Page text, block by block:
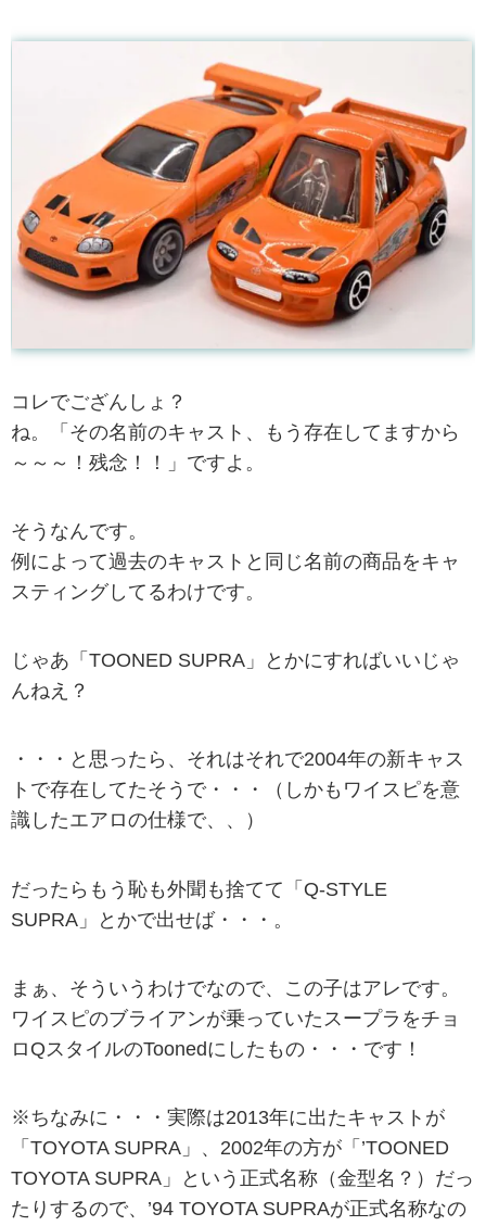
コレでござんしょ？
ね。「その名前のキャスト、もう存在してますから
～～～！残念！！」ですよ。
そうなんです。
例によって過去のキャストと同じ名前の商品をキャ
スティングしてるわけです。
じゃあ「TOONED SUPRA」とかにすればいいじゃ
んねえ？
・・・と思ったら、それはそれで2004年の新キャス
トで存在してたそうで・・・（しかもワイスピを意
識したエアロの仕様で、、）
だったらもう恥も外聞も捨てて「Q-STYLE
SUPRA」とかで出せば・・・。
まぁ、そういうわけでなので、この子はアレです。
ワイスピのブライアンが乗っていたスープラをチョ
ロQスタイルのToonedにしたもの・・・です！
※ちなみに・・・実際は2013年に出たキャストが
「TOYOTA SUPRA」、2002年の方が「’TOONED
TOYOTA SUPRA」という正式名称（金型名？）だっ
たりするので、’94 TOYOTA SUPRAが正式名称なの